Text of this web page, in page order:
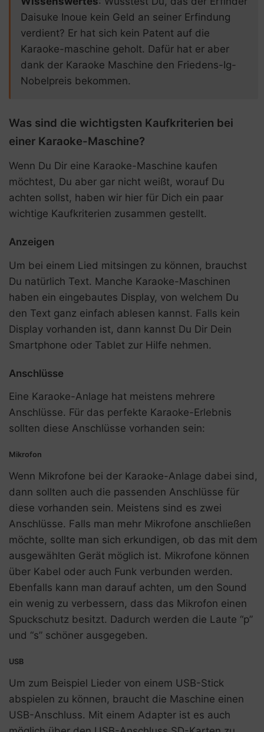
Daisuke Inoue kein Geld an seiner Erfindung
verdient? Er hat sich kein Patent auf die
Karaoke-maschine geholt. Dafür hat er aber
dank der Karaoke Maschine den Friedens-Ig-
Nobelpreis bekommen.
Was sind die wichtigsten Kaufkriterien bei
einer Karaoke-Maschine?
Wenn Du Dir eine Karaoke-Maschine kaufen
möchtest, Du aber gar nicht weißt, worauf Du
achten sollst, haben wir hier für Dich ein paar
wichtige Kaufkriterien zusammen gestellt.
Anzeigen
Um bei einem Lied mitsingen zu können, brauchst
Du natürlich Text. Manche Karaoke-Maschinen
haben ein eingebautes Display, von welchem Du
den Text ganz einfach ablesen kannst. Falls kein
Display vorhanden ist, dann kannst Du Dir Dein
Smartphone oder Tablet zur Hilfe nehmen.
Anschlüsse
Eine Karaoke-Anlage hat meistens mehrere
Anschlüsse. Für das perfekte Karaoke-Erlebnis
sollten diese Anschlüsse vorhanden sein:
Mikrofon
Wenn Mikrofone bei der Karaoke-Anlage dabei sind,
dann sollten auch die passenden Anschlüsse für
diese vorhanden sein. Meistens sind es zwei
Anschlüsse. Falls man mehr Mikrofone anschließen
möchte, sollte man sich erkundigen, ob das mit dem
ausgewählten Gerät möglich ist. Mikrofone können
über Kabel oder auch Funk verbunden werden.
Ebenfalls kann man darauf achten, um den Sound
ein wenig zu verbessern, dass das Mikrofon einen
Spuckschutz besitzt. Dadurch werden die Laute “p”
und “s” schöner ausgegeben.
USB
Um zum Beispiel Lieder von einem USB-Stick
abspielen zu können, braucht die Maschine einen
USB-Anschluss. Mit einem Adapter ist es auch